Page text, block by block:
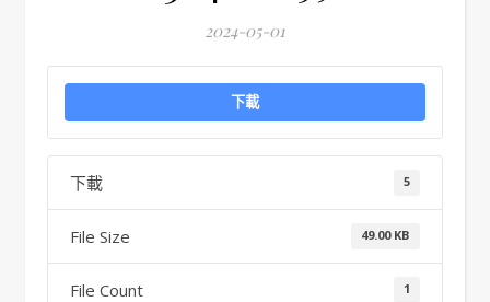
2024-05-01
下載
下載 5
File Size 49.00 KB
File Count 1